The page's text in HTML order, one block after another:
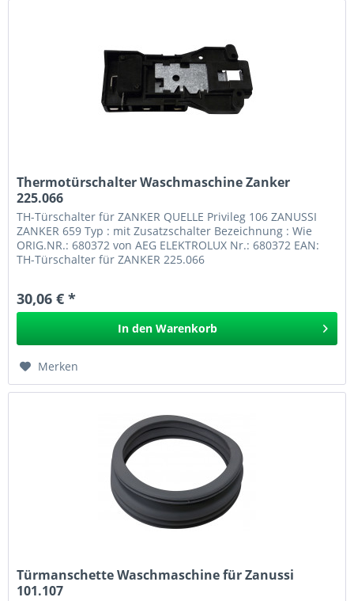
Thermotürschalter Waschmaschine Zanker
225.066
TH-Türschalter für ZANKER QUELLE Privileg 106 ZANUSSI
ZANKER 659 Typ : mit Zusatzschalter Bezeichnung : Wie
ORIG.NR.: 680372 von AEG ELEKTROLUX Nr.: 680372 EAN:
TH-Türschalter für ZANKER 225.066
30,06 € *
In den Warenkorb
Merken
Türmanschette Waschmaschine für Zanussi
101.107